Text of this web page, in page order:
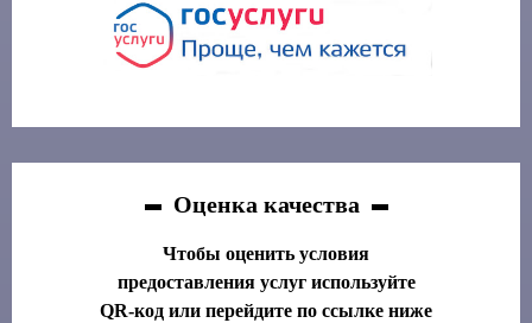
Оценка качества
Чтобы оценить условия
предоставления услуг используйте
QR-код или перейдите по ссылке ниже